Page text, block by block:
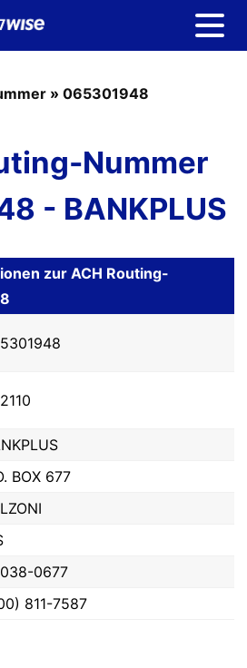
» 065301948
Nummer
- BANKPLUS
zur ACH Routing-
BOX 677
0677
811-7587